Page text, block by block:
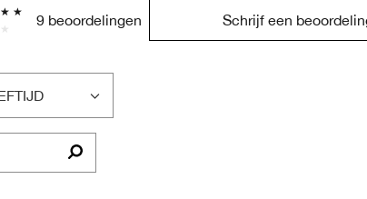
9 beoordelingen Schrijf een